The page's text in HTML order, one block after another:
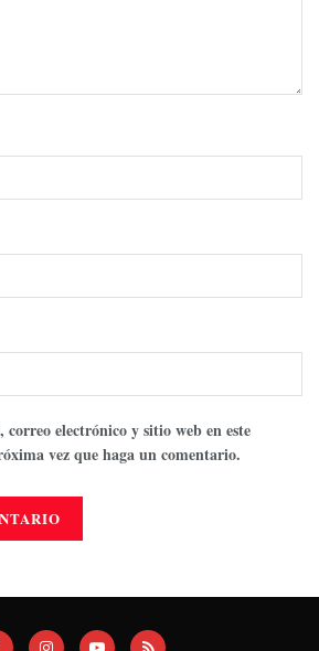
electrónico y sitio web en este
vez que haga un comentario.